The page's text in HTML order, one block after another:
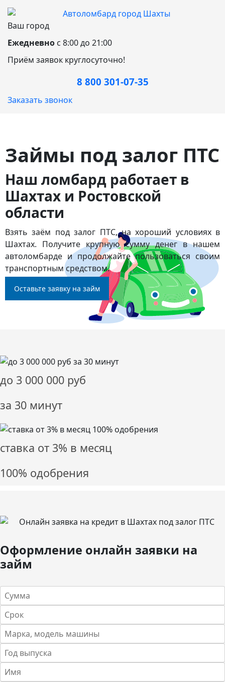
Ваш город
Ежедневно с 8:00 до 21:00
Приём заявок круглосуточно!
8 800 301-07-35
Заказать звонок
Займы под залог ПТС
Наш ломбард работает в
Шахтах и Ростовской
области
Взять заём под залог ПТС, на хороший условиях в
Шахтах. Получите крупную сумму денег в нашем
автоломбарде и продолжайте пользоваться своим
транспортным средством.
Оставьте заявку на займ
до 3 000 000 руб
за 30 минут
ставка от 3% в месяц
100% одобрения
Оформление онлайн заявки на
займ